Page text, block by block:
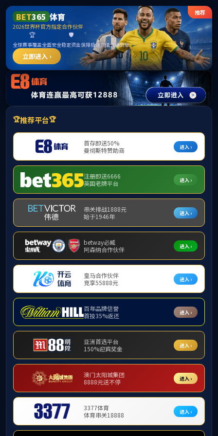
中国·必威(bw·西汉姆联)有限公司-Official
website
提示：访问地址无效，279/http:/296找不到对应的栏目！
首页 关闭此页